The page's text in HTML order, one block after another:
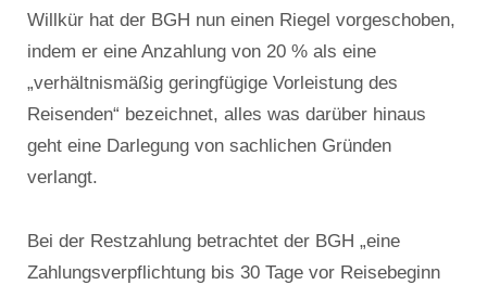
Willkür hat der BGH nun einen Riegel vorgeschoben,
indem er eine Anzahlung von 20 % als eine
„verhältnismäßig geringfügige Vorleistung des
Reisenden“ bezeichnet, alles was darüber hinaus
geht eine Darlegung von sachlichen Gründen
verlangt.
Bei der Restzahlung betrachtet der BGH „eine
Zahlungsverpflichtung bis 30 Tage vor Reisebeginn